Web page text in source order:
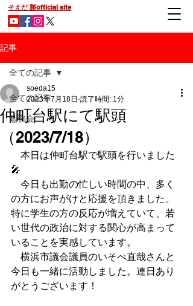
そえだ 勝official site
記事
全ての記事
勉強会
全ての記事
仲町台駅にて駅頭
（2023/7/18）
soeda15
2023年7月18日 読了時間: 1分
本日は仲町台駅で駅頭を行いました
🎤
今日も出勤の忙しい時間の中、多く
の方にお声がけと応援を頂きました。
特に学生の方の反応が増えていて、若
い世代の政治に対する関心が高まって
いることを実感しています。
横浜市議会議員のいそべ直哉さんと
今日も一緒に活動しました。連日あり
がとうございます！